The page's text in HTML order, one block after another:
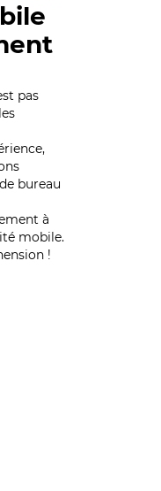
pas
bureau
à
mobile.
!